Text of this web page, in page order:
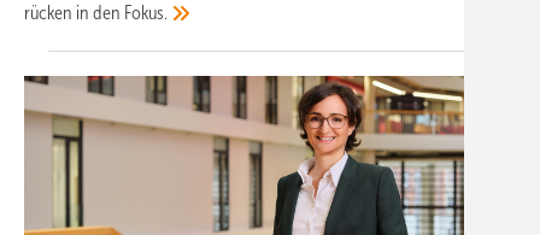
rücken in den Fokus.